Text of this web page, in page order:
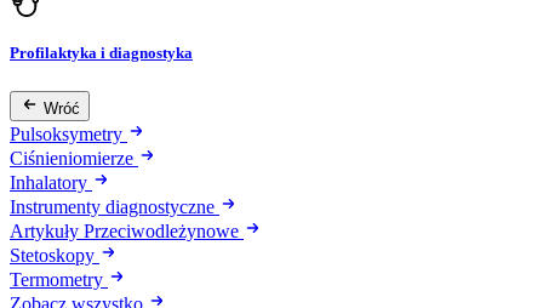
Profilaktyka i diagnostyka
Wróć
Pulsoksymetry
Ciśnieniomierze
Inhalatory
Instrumenty diagnostyczne
Artykuły Przeciwodleżynowe
Stetoskopy
Termometry
Zobacz wszystko